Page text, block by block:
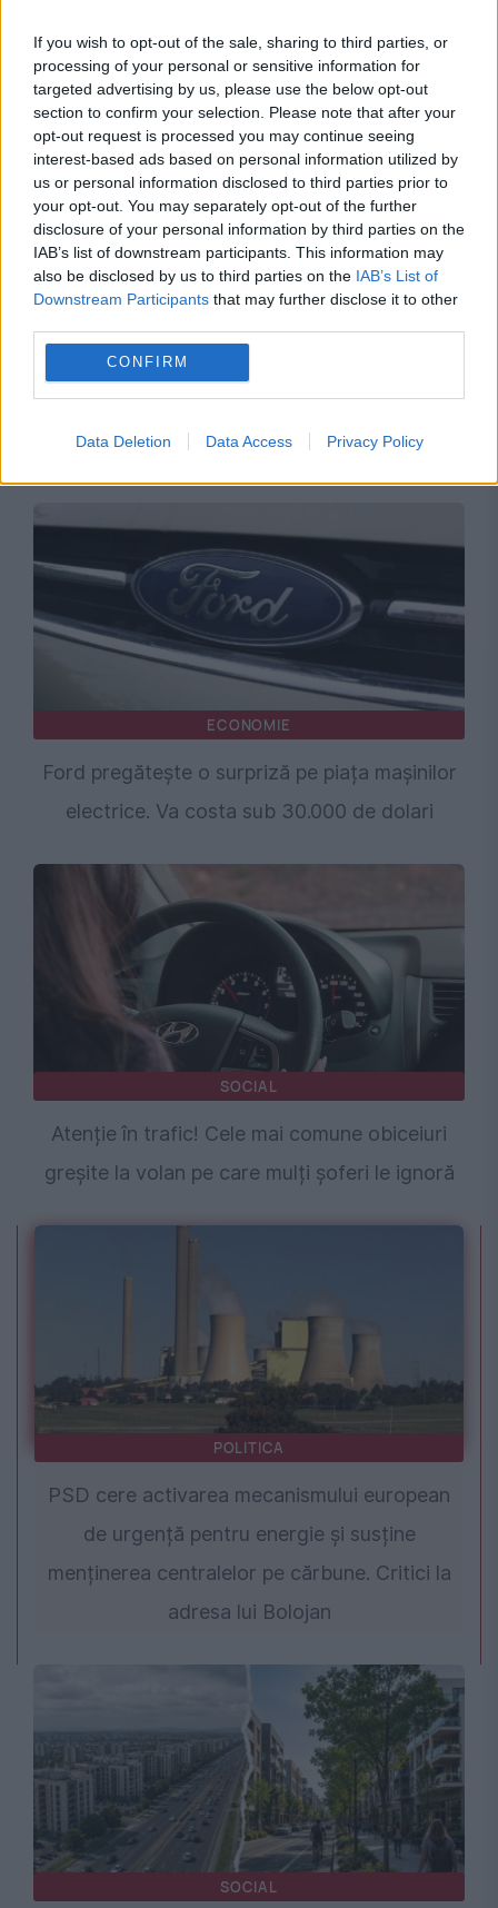
If you wish to opt-out of the sale, sharing to third parties, or
processing of your personal or sensitive information for
targeted advertising by us, please use the below opt-out
section to confirm your selection. Please note that after your
opt-out request is processed you may continue seeing
interest-based ads based on personal information utilized by
us or personal information disclosed to third parties prior to
your opt-out. You may separately opt-out of the further
disclosure of your personal information by third parties on the
IAB’s list of downstream participants. This information may
also be disclosed by us to third parties on the IAB’s List of
Downstream Participants that may further disclose it to other
CONFIRM
Data Deletion Data Access Privacy Policy
Recomandările noastre
ECONOMIE
Ford pregătește o surpriză pe piața mașinilor
electrice. Va costa sub 30.000 de dolari
SOCIAL
Atenție în trafic! Cele mai comune obiceiuri
greșite la volan pe care mulți șoferi le ignoră
POLITICA
PSD cere activarea mecanismului european
de urgență pentru energie și susține
menținerea centralelor pe cărbune. Critici la
adresa lui Bolojan
SOCIAL